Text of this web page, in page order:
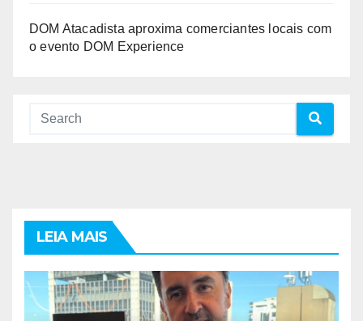
DOM Atacadista aproxima comerciantes locais com
o evento DOM Experience
LEIA MAIS